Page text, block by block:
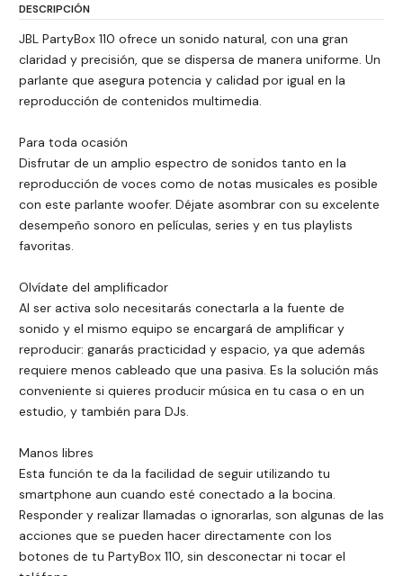
DESCRIPCIÓN
JBL PartyBox 110 ofrece un sonido natural, con una gran
claridad y precisión, que se dispersa de manera uniforme. Un
parlante que asegura potencia y calidad por igual en la
reproducción de contenidos multimedia.
Para toda ocasión
Disfrutar de un amplio espectro de sonidos tanto en la
reproducción de voces como de notas musicales es posible
con este parlante woofer. Déjate asombrar con su excelente
desempeño sonoro en películas, series y en tus playlists
favoritas.
Olvídate del amplificador
Al ser activa solo necesitarás conectarla a la fuente de
sonido y el mismo equipo se encargará de amplificar y
reproducir: ganarás practicidad y espacio, ya que además
requiere menos cableado que una pasiva. Es la solución más
conveniente si quieres producir música en tu casa o en un
estudio, y también para DJs.
Manos libres
Esta función te da la facilidad de seguir utilizando tu
smartphone aun cuando esté conectado a la bocina.
Responder y realizar llamadas o ignorarlas, son algunas de las
acciones que se pueden hacer directamente con los
botones de tu PartyBox 110, sin desconectar ni tocar el